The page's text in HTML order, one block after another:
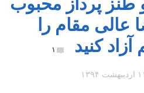
عالی مقام را
کنید
۱